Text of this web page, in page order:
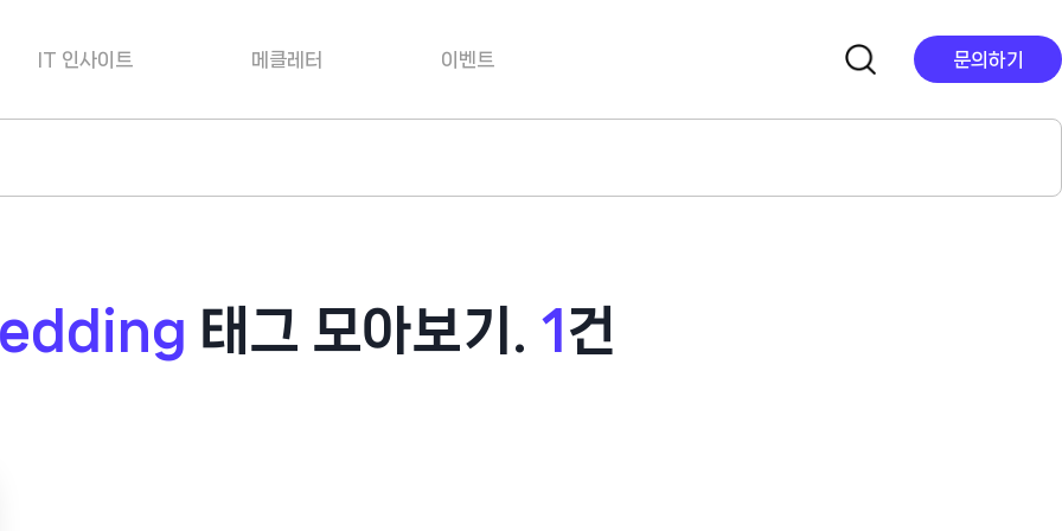
IT 인사이트 메클레터 이벤트 문의하기
태그 모아보기. 1 건